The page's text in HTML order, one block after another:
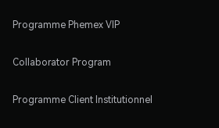
Programme Phemex VIP
Collaborator Program
Programme Client Institutionnel